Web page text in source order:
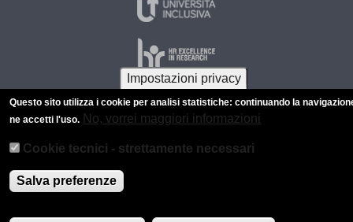
© 2026 Università di Padova - Tutti i diritti riservati
P.I. 00742430283 C.F. 80006480281
Informazioni su questo sito
Impostazioni privacy
Questo sito utilizza i cookie per analisi statistiche: continuando la
ne accetti l'uso. No, vorrei maggiori informazioni
Cookie tecnici - strettamente necessari
Salva preferenze